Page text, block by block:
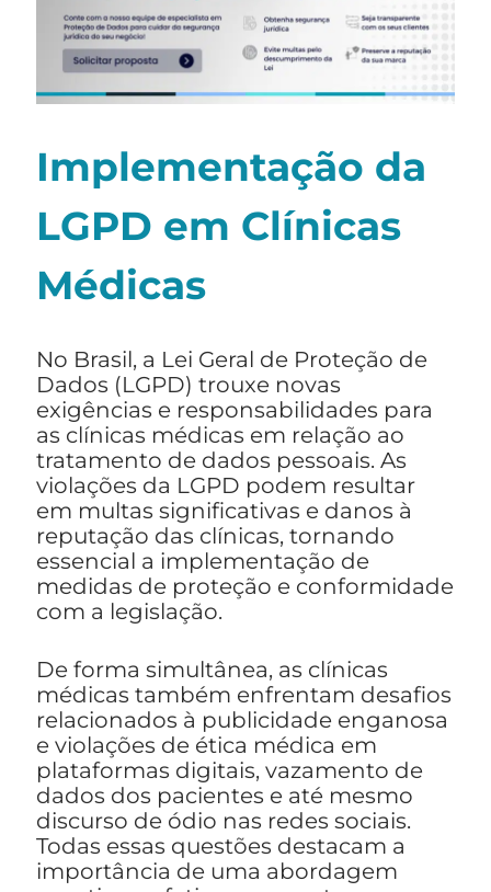
Implementação da
LGPD em Clínicas
Médicas
No Brasil, a Lei Geral de Proteção de
Dados (LGPD) trouxe novas
exigências e responsabilidades para
as clínicas médicas em relação ao
tratamento de dados pessoais. As
violações da LGPD podem resultar
em multas significativas e danos à
reputação das clínicas, tornando
essencial a implementação de
medidas de proteção e conformidade
com a legislação.
De forma simultânea, as clínicas
médicas também enfrentam desafios
relacionados à publicidade enganosa
e violações de ética médica em
plataformas digitais, vazamento de
dados dos pacientes e até mesmo
discurso de ódio nas redes sociais.
Todas essas questões destacam a
importância de uma abordagem